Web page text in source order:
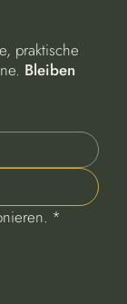
praktische
Bleiben
*